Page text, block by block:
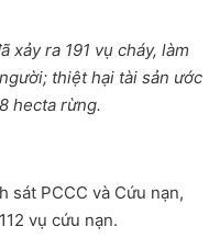
xảy ra 191 vụ cháy, làm
thiệt hại tài sản ước
hecta rừng.
sát PCCC và Cứu nạn,
vụ cứu nạn.